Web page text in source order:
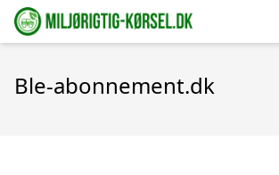
Ble-abonnement.dk